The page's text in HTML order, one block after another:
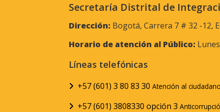
Secretaría Distrital de
Dirección: Bogotá, Carrera 7 # 32 -12,
Horario de atención al Público:
Líneas telefónicas
+57 (601) 3 80 83 30 Atención al
+57 (601) 3808330 opción 3